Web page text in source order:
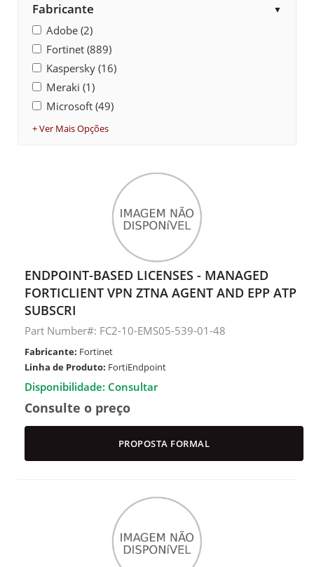
Fabricante ▼
Adobe (2)
Fortinet (889)
Kaspersky (16)
Meraki (1)
Microsoft (49)
+ Ver Mais Opções
ENDPOINT-BASED LICENSES - MANAGED
FORTICLIENT VPN ZTNA AGENT AND EPP ATP
SUBSCRI
Part Number#: FC2-10-EMS05-539-01-48
Fabricante: Fortinet
Linha de Produto: FortiEndpoint
Disponibilidade: Consultar
Consulte o preço
PROPOSTA FORMAL